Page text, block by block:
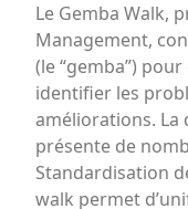
Le Gemba Walk,
Management,
(le “gemba”)
identifier les
améliorations. La
présente de
Standardisation
walk permet